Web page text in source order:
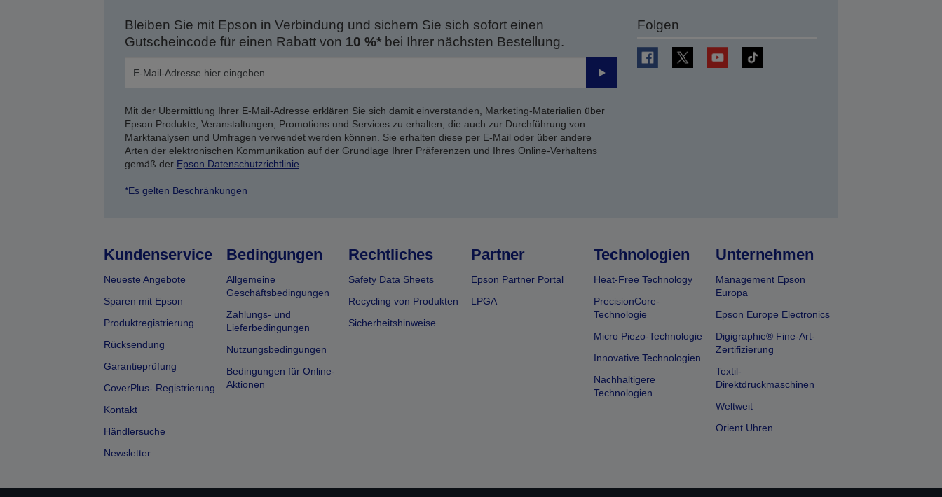
Bleiben Sie mit Epson in Verbindung und sichern Sie sich sofort einen
Gutscheincode für einen Rabatt von 10 %*bei Ihrer nächsten Bestellung.
Senden
Mit der Übermittlung Ihrer E-Mail-Adresse erklären Sie sich damit einverstanden, Marketing-Materialien über
Epson Produkte, Veranstaltungen, Promotions und Services zu erhalten, die auch zur Durchführung von
Marktanalysen und Umfragen verwendet werden können. Sie erhalten diese per E-Mail oder über andere
Arten der elektronischen Kommunikation auf der Grundlage Ihrer Präferenzen und Ihres Online-Verhaltens
gemäß der Epson Datenschutzrichtlinie
*Es gelten Beschränkungen
Folgen
Kundenservice
Neueste Angebote
Sparen mit Epson
Produktregistrierung
Rücksendung
Garantieprüfung
CoverPlus- Registrierung
Kontakt
Händlersuche
Newsletter
Bedingungen
Allgemeine
Geschäftsbedingungen
Zahlungs- und
Lieferbedingungen
Nutzungsbedingungen
Bedingungen für Online-
Aktionen
Rechtliches
Safety Data Sheets
Recycling von Produkten
Sicherheitshinweise
Partner
Epson Partner Portal
LPGA
Technologien
Heat-Free Technology
PrecisionCore-
Technologie
Micro Piezo-Technologie
Innovative Technologien
Nachhaltigere
Technologien
Unternehmen
Management Epson
Europa
Epson Europe Electronics
Digigraphie® Fine-Art-
Zertifizierung
Textil-
Direktdruckmaschinen
Weltweit
Orient Uhren